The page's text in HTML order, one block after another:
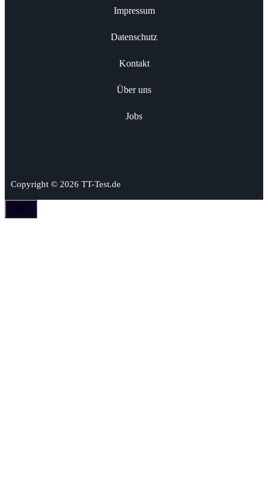
Impressum
Datenschutz
Kontakt
Über uns
Jobs
Copyright © 2026 TT-Test.de
Schließen